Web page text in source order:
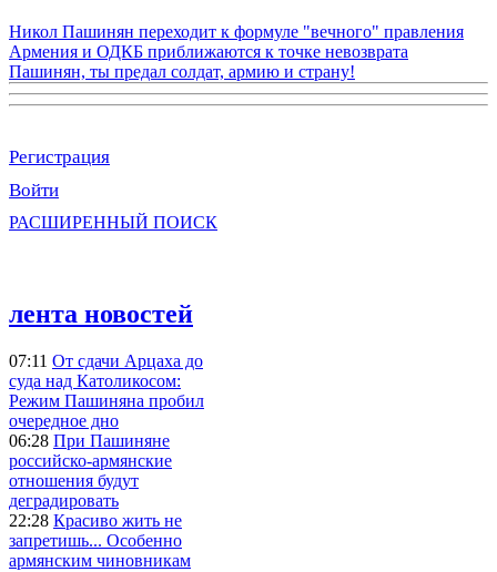
Никол Пашинян переходит к формуле "вечного" правления
Армения и ОДКБ приближаются к точке невозврата
Пашинян, ты предал солдат, армию и страну!
Регистрация
Войти
РАСШИРЕННЫЙ ПОИСК
лента новостей
07:11 От сдачи Арцаха до
суда над Католикосом:
Режим Пашиняна пробил
очередное дно
06:28 При Пашиняне
российско-армянские
отношения будут
деградировать
22:28 Красиво жить не
запретишь... Особенно
армянским чиновникам